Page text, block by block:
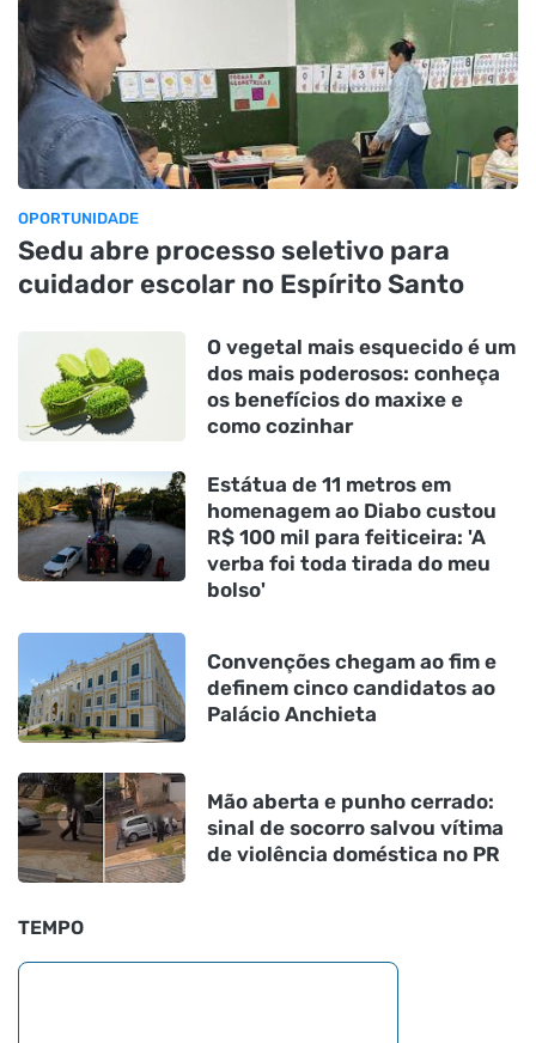
OPORTUNIDADE
Sedu abre processo seletivo para
cuidador escolar no Espírito Santo
O vegetal mais esquecido é um
dos mais poderosos: conheça
os benefícios do maxixe e
como cozinhar
Estátua de 11 metros em
homenagem ao Diabo custou
R$ 100 mil para feiticeira: 'A
verba foi toda tirada do meu
bolso'
Convenções chegam ao fim e
definem cinco candidatos ao
Palácio Anchieta
Mão aberta e punho cerrado:
sinal de socorro salvou vítima
de violência doméstica no PR
TEMPO